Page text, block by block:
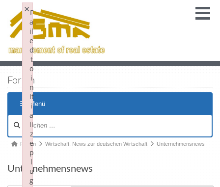
Forum
Menü
Forum Wirtschaft: News zur deutschen Wirtschaft Unternehmensnews
Unternehmensnews
F
a
il
e
d
t
o
i
n
it
i
a
li
z
e
p
l
u
g
×